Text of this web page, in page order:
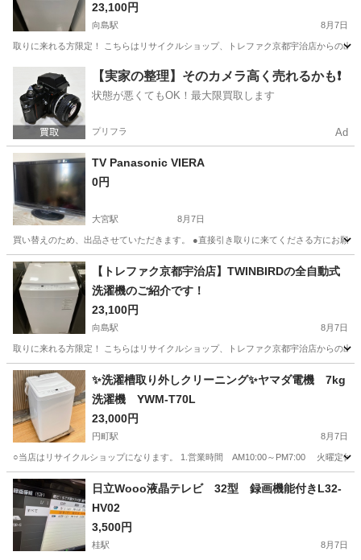
23,100円
向島駅 8月7日
取りに来れる方限定！ こちらはリサイクルショップ、トレファク京都宇治店からの出
向島駅 生活家電 トレファク
【実家の整理】そのカメラ高く売れるかも❗️
状態が悪くてもOK！最大限買取します
プリフラ Ad
TV Panasonic VIERA
0円
大宮駅 8月7日
買い替えのため、出品させていただきます。 ●直接引き取りに来てくださる方にお願
京都 京都市 大宮駅 テレビ
【トレファク京都宇治店】TWINBIRDの全自動式
洗濯機のご紹介です！
23,100円
向島駅 8月7日
取りに来れる方限定！ こちらはリサイクルショップ、トレファク京都宇治店からの
京都 京都市 向島駅 生活家電 TWINBIRD
✨洗濯槽取り外しクリーニング✨ヤマダ電機 7kg
洗濯機 YWM-T70L
23,000円
円町駅 8月7日
○当店はリサイクルショップになります。 1.営業時間 AM10:00～PM7:00 火曜定休
京都 京都市 円町駅 生活家電 ヤマダ電機
日立Wooo液晶テレビ 32型 録画機能付きL32-
HV02
3,500円
桂駅 8月7日